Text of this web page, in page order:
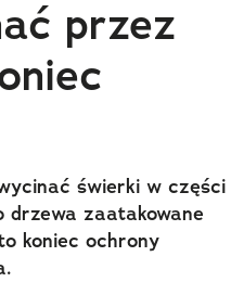
przez
świerki w części
drzewa zaatakowane
koniec ochrony